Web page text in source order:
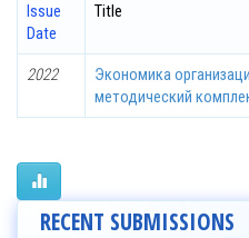
Issue
Date
Title
2022
Экономика
методический
RECENT SUBMISSIONS